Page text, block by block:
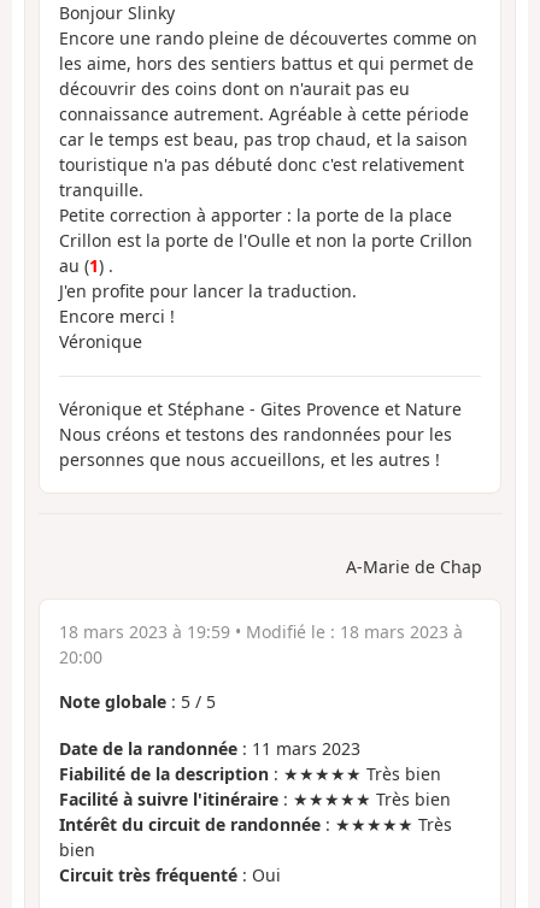
Bonjour Slinky
Encore une rando pleine de découvertes comme on
les aime, hors des sentiers battus et qui permet de
découvrir des coins dont on n'aurait pas eu
connaissance autrement. Agréable à cette période
car le temps est beau, pas trop chaud, et la saison
touristique n'a pas débuté donc c'est relativement
tranquille.
Petite correction à apporter : la porte de la place
Crillon est la porte de l'Oulle et non la porte Crillon
au (1) .
J'en profite pour lancer la traduction.
Encore merci !
Véronique
Véronique et Stéphane - Gites Provence et Nature
Nous créons et testons des randonnées pour les
personnes que nous accueillons, et les autres !
A-Marie de Chap
18 mars 2023 à 19:59 • Modifié le : 18 mars 2023 à
20:00
Note globale : 5 / 5
Date de la randonnée : 11 mars 2023
Fiabilité de la description : ★★★★★ Très bien
Facilité à suivre l'itinéraire : ★★★★★ Très bien
Intérêt du circuit de randonnée : ★★★★★ Très
bien
Circuit très fréquenté : Oui